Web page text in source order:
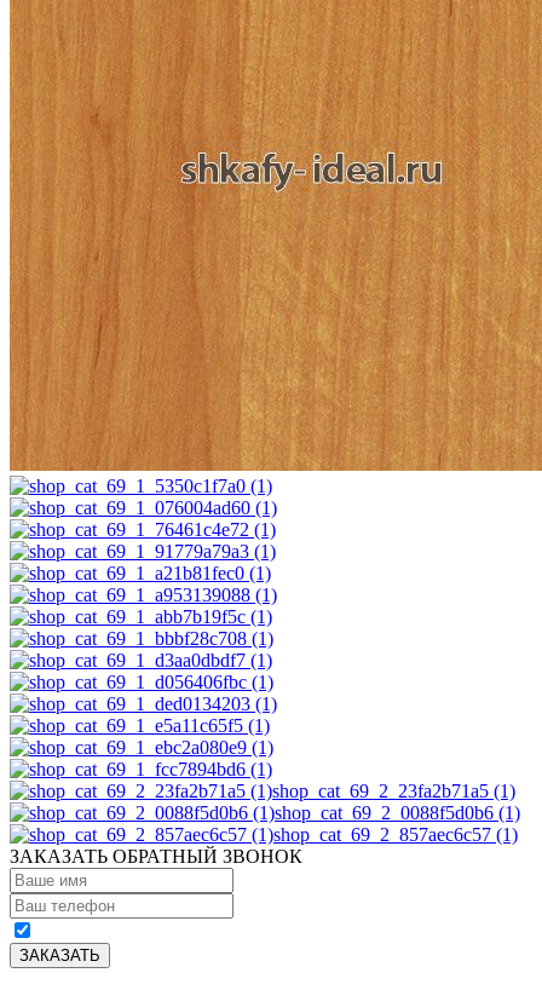
shop_cat_69_2_23fa2b71a5 (1)
shop_cat_69_2_0088f5d0b6 (1)
shop_cat_69_2_857aec6c57 (1)
ЗАКАЗАТЬ ОБРАТНЫЙ ЗВОНОК